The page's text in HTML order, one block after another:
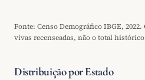
Fonte: Censo Demográfico IBGE,
vivas recenseadas, não o total
Distribuição por Estado